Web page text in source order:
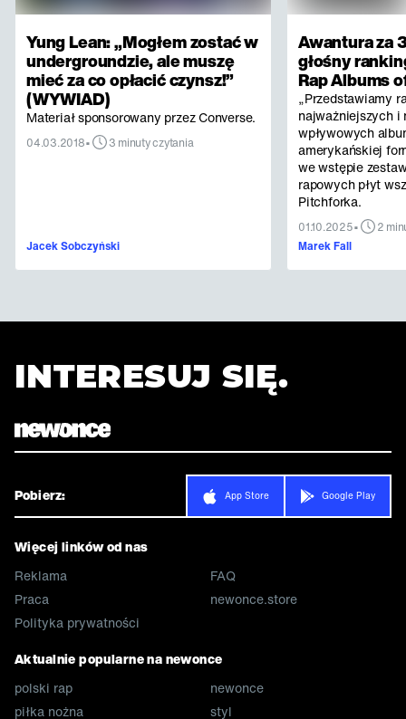
Yung Lean: „Mogłem zostać w
undergroundzie, ale muszę
mieć za co opłacić czynsz!”
(WYWIAD)
Materiał sponsorowany przez Converse.
04.03.2018• 3 minuty czytania
Jacek Sobczyński
Awantura za
głośny
Rap Albums
„Przedstawiamy
najważniejszych i
wpływowych
amerykańskiej
we wstępie
rapowych płyt
Pitchforka.
01.10.2025•
2
Marek Fall
INTERESUJ SIĘ.
Pobierz: App Store Google Play
Więcej linków od nas
Reklama
Praca
Polityka prywatności
FAQ
newonce.store
Aktualnie popularne na newonce
polski rap
piłka nożna
newonce
styl